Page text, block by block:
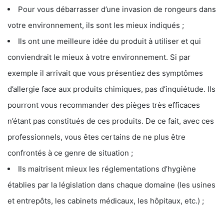
Pour vous débarrasser d’une invasion de rongeurs dans
votre environnement, ils sont les mieux indiqués ;
Ils ont une meilleure idée du produit à utiliser et qui
conviendrait le mieux à votre environnement. Si par
exemple il arrivait que vous présentiez des symptômes
d’allergie face aux produits chimiques, pas d’inquiétude. Ils
pourront vous recommander des pièges très efficaces
n’étant pas constitués de ces produits. De ce fait, avec ces
professionnels, vous êtes certains de ne plus être
confrontés à ce genre de situation ;
Ils maitrisent mieux les réglementations d’hygiène
établies par la législation dans chaque domaine (les usines
et entrepôts, les cabinets médicaux, les hôpitaux, etc.) ;